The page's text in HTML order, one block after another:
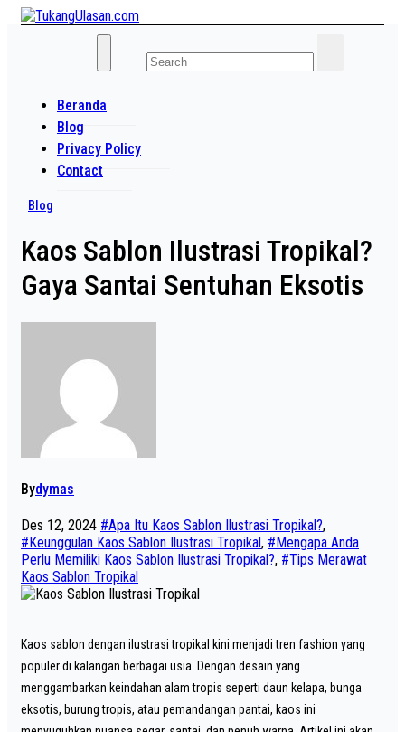
Skip
TukangUlasan.com
Beranda
Blog
Privacy Policy
Contact
Blog
Kaos Sablon Ilustrasi Tropikal?
Gaya Santai Sentuhan Eksotis
Bydymas
Des 12, 2024 #Apa Itu Kaos Sablon Ilustrasi Tropikal?,
#Keunggulan Kaos Sablon Ilustrasi Tropikal, #Mengapa Anda
Perlu Memiliki Kaos Sablon Ilustrasi Tropikal?, #Tips Merawat
Kaos Sablon Tropikal
Kaos sablon dengan ilustrasi tropikal kini menjadi tren fashion yang
populer di kalangan berbagai usia. Dengan desain yang
menggambarkan keindahan alam tropis seperti daun kelapa, bunga
eksotis, burung tropis, atau pemandangan pantai, kaos ini